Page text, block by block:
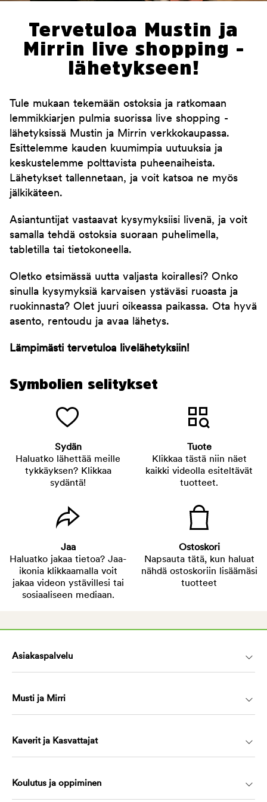
Tervetuloa Mustin ja
Mirrin live shopping -
lähetykseen!
Tule mukaan tekemään ostoksia ja ratkomaan
lemmikkiarjen pulmia suorissa live shopping -
lähetyksissä Mustin ja Mirrin verkkokaupassa.
Esittelemme kauden kuumimpia uutuuksia ja
keskustelemme polttavista puheenaiheista.
Lähetykset tallennetaan, ja voit katsoa ne myös
jälkikäteen.
Asiantuntijat vastaavat kysymyksiisi livenä, ja voit
samalla tehdä ostoksia suoraan puhelimella,
tabletilla tai tietokoneella.
Oletko etsimässä uutta valjasta koirallesi? Onko
sinulla kysymyksiä karvaisen ystäväsi ruoasta ja
ruokinnasta? Olet juuri oikeassa paikassa. Ota hyvä
asento, rentoudu ja avaa lähetys.
Lämpimästi tervetuloa livelähetyksiin!
Symbolien selitykset
Sydän
Haluatko lähettää meille
tykkäyksen? Klikkaa
sydäntä!
Tuote
Klikkaa tästä niin näet
kaikki videolla esiteltävät
tuotteet.
Jaa
Haluatko jakaa tietoa? Jaa-
ikonia klikkaamalla voit
jakaa videon ystävillesi tai
sosiaaliseen mediaan.
Ostoskori
Napsauta tätä, kun haluat
nähdä ostoskoriin lisäämäsi
tuotteet
Asiakaspalvelu
Musti ja Mirri
Kaverit ja Kasvattajat
Koulutus ja oppiminen